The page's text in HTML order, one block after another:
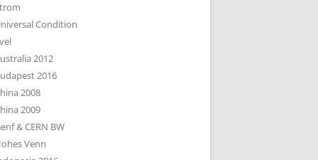
Condition
2012
2016
2008
2009
& CERN BW
Venn